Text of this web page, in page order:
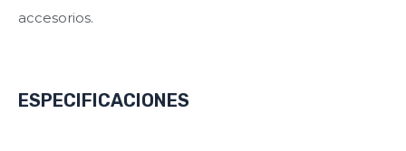
accesorios.
ESPECIFICACIONES